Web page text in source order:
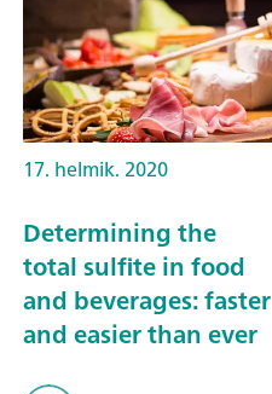
17. helmik. 2020
Determining the
total sulfite in food
and beverages: faster
and easier than ever